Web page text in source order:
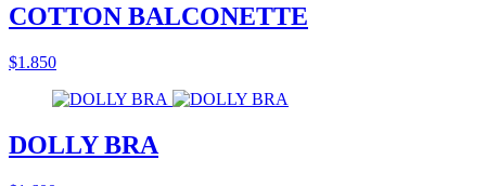
COTTON BALCONETTE
$1.850
DOLLY BRA